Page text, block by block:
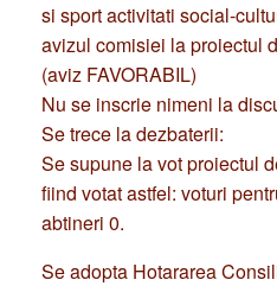
si sport activitati social-
avizul comisiei la proiectul
(aviz FAVORABIL)
Nu se inscrie nimeni la
Se trece la dezbaterii:
Se supune la vot proiectul
fiind votat astfel: voturi
abtineri 0.
Se adopta Hotararea